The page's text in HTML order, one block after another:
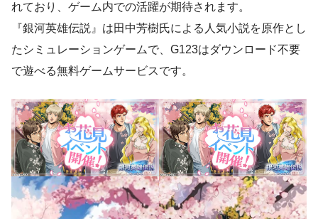
れており、ゲーム内での活躍が期待されます。
『銀河英雄伝説』は田中芳樹氏による人気小説を原作とし
たシミュレーションゲームで、G123はダウンロード不要
で遊べる無料ゲームサービスです。